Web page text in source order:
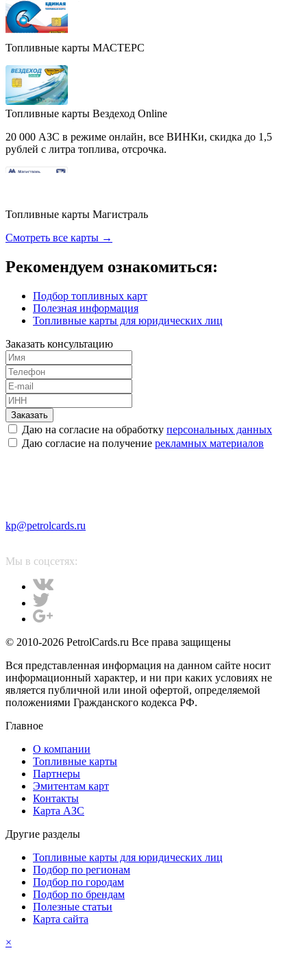
Топливные карты МАСТЕРС
Топливные карты Вездеход Online
20 000 АЗС в режиме онлайн, все ВИНКи, скидка до 1,5
рублей с литра топлива, отсрочка.
Топливные карты Магистраль
Смотреть все карты →
Рекомендуем ознакомиться:
Подбор топливных карт
Полезная информация
Топливные карты для юридических лиц
Заказать консультацию
Заказать
Даю на согласие на обработку персональных данных
Даю согласие на получение рекламных материалов
kp@petrolcards.ru
Мы в соцсетях:
© 2010-2026 PetrolCards.ru Все права защищены
Вся представленная информация на данном сайте носит
информационный характер, и ни при каких условиях не
является публичной или иной офертой, определяемой
положениями Гражданского кодекса РФ.
Главное
О компании
Топливные карты
Партнеры
Эмитентам карт
Контакты
Карта АЗС
Другие разделы
Топливные карты для юридических лиц
Подбор по регионам
Подбор по городам
Подбор по брендам
Полезные статьи
Карта сайта
×